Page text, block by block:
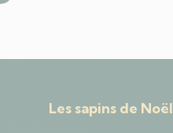
Les sapins de Noël